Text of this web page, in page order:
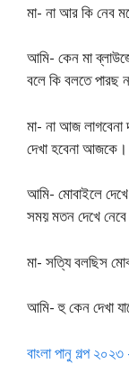
মা- না আর কি নেব
আমি- কেন মা
বলে কি বলতে পারছ
মা- না আজ লাগবেনা
দেখা হবেনা আজকে।
আমি- মোবাইলে
সময় মতন দেখে
মা- সত্যি বলছিস
আমি- হু কেন দেখা
বাংলা পানু গল্প